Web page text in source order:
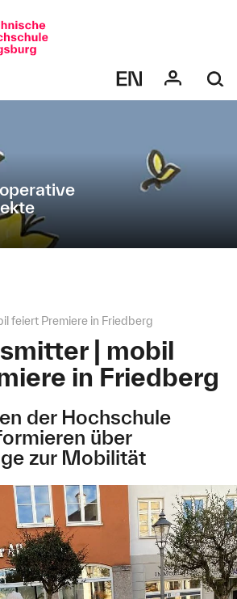
feiert Premiere in Friedberg
| mobil
in Friedberg
der Hochschule
über
zur Mobilität